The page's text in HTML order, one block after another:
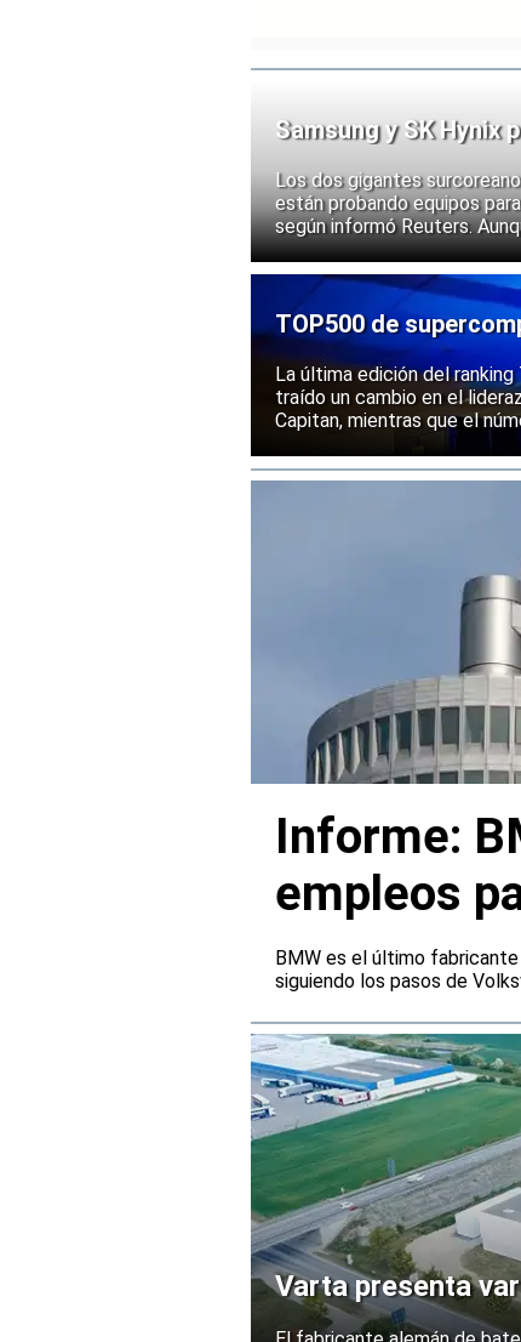
Samsung y SK Hynix
Los dos gigantes
están probando equipos
según informó Reuters.
implementación, las
ante la posibilidad de un
exportación de
TOP500 de
mantiene una
La última edición del
traído un cambio en el
Capitan, mientras que el
mantenido su posición
rendimiento.
Informe:
empleos
BMW es el último
siguiendo los pasos de
Varta presenta